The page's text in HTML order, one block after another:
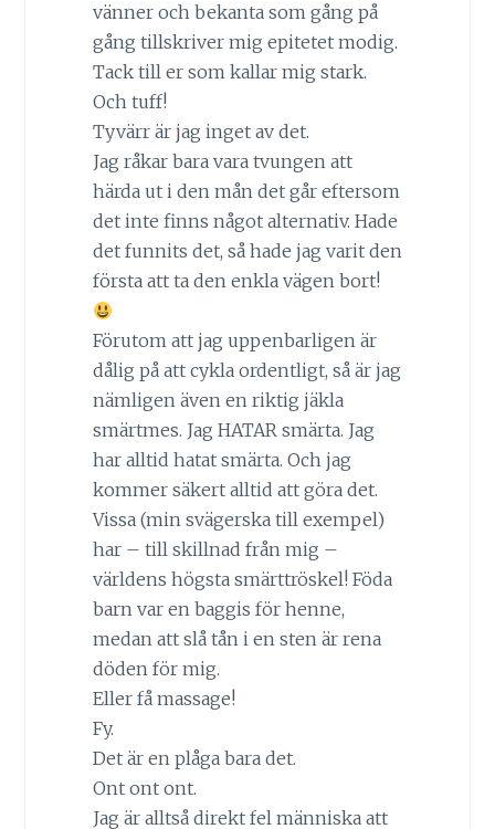
vänner och bekanta som gång på
gång tillskriver mig epitetet modig.
Tack till er som kallar mig stark.
Och tuff!
Tyvärr är jag inget av det.
Jag råkar bara vara tvungen att
härda ut i den mån det går eftersom
det inte finns något alternativ. Hade
det funnits det, så hade jag varit den
första att ta den enkla vägen bort!
Förutom att jag uppenbarligen är
dålig på att cykla ordentligt, så är jag
nämligen även en riktig jäkla
smärtmes. Jag HATAR smärta. Jag
har alltid hatat smärta. Och jag
kommer säkert alltid att göra det.
Vissa (min svägerska till exempel)
har – till skillnad från mig –
världens högsta smärttröskel! Föda
barn var en baggis för henne,
medan att slå tån i en sten är rena
döden för mig.
Eller få massage!
Fy.
Det är en plåga bara det.
Ont ont ont.
Jag är alltså direkt fel människa att